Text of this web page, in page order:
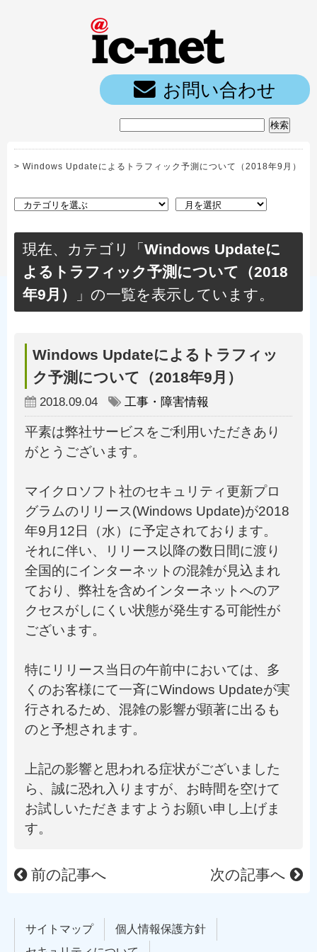
お問い合わせ
> Windows Updateによるトラフィック予測について（2018年9月）
現在、カテゴリ「 Windows Updateに
よるトラフィック予測について（2018
年9月）
」の一覧を表示しています。
Windows Updateによるトラフィッ
ク予測について（2018年9月）
2018.09.04 工事・障害情報
平素は弊社サービスをご利用いただきあり
がとうございます。
マイクロソフト社のセキュリティ更新プロ
グラムのリリース(Windows Update)が2018
年9月12日（水）に予定されております。
それに伴い、リリース以降の数日間に渡り
全国的にインターネットの混雑が見込まれ
ており、弊社を含めインターネットへのア
クセスがしにくい状態が発生する可能性が
ございます。
特にリリース当日の午前中においては、多
くのお客様にて一斉にWindows Updateが実
行されるため、混雑の影響が顕著に出るも
のと予想されます。
上記の影響と思われる症状がございました
ら、誠に恐れ入りますが、お時間を空けて
お試しいただきますようお願い申し上げま
す。
前の記事へ 次の記事へ
サイトマップ
個人情報保護方針